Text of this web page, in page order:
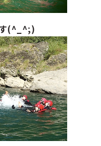
(^_^;)